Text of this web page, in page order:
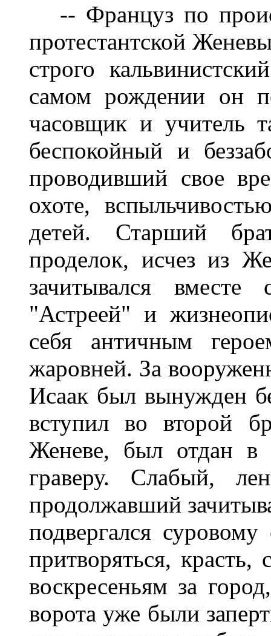
-- Француз по
протестантской
строго
самом рождении он
часовщик и учитель
беспокойный и
проводивший свое
охоте,
детей. Старший
проделок, исчез из
зачитывался
"Астреей" и
себя античным
жаровней. За
Исаак был вынужден
вступил во второй
Женеве, был отдан в
граверу. Слабый,
продолжавший
подвергался
притворяться,
воскресеньям за
ворота уже были